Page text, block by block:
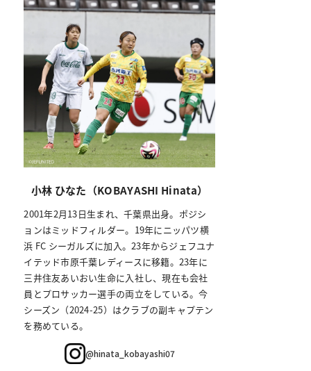
小林 ひなた（KOBAYASHI Hinata）
2001年2月13日生まれ、千葉県出身。ポジシ
ョンはミッドフィルダー。19年にニッパツ横
浜 FC シーガルズに加入。23年からジェフユナ
イテッド市原千葉レディースに移籍。23年に
三井住友あいおい生命に入社し、現在も会社
員とプロサッカー選手の両立をしている。今
シーズン（2024-25）はクラブの副キャプテン
を務めている。
@hinata_kobayashi07